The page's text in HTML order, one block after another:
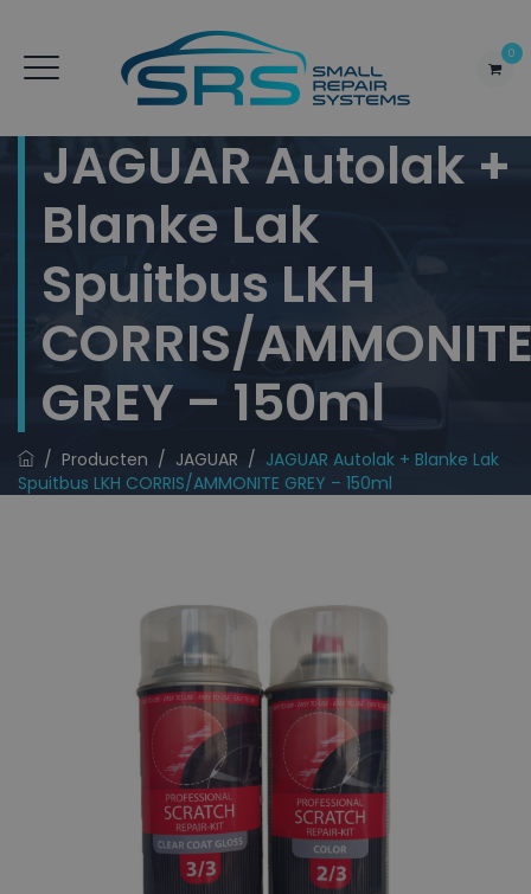
0
JAGUAR Autolak +
Blanke Lak
Spuitbus LKH
CORRIS/
GREY – 150ml
/ Producten / JAGUAR / JAGUAR Autolak + Blanke Lak
Spuitbus LKH CORRIS/AMMONITE GREY – 150ml